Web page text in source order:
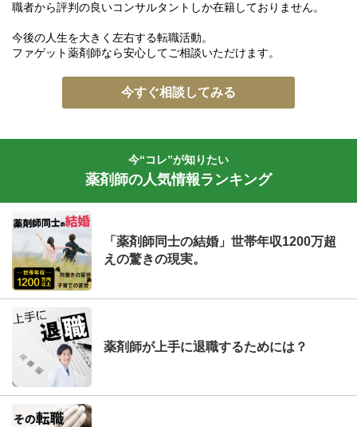
職者から評判の良いコンサルタントしか在籍しておりません。
今後の人生を大きく左右する転職活動。
ファゲット薬剤師なら安心してご相談いただけます。
今すぐ相談してみる
今“コレ”が知りたい
薬剤師の人気情報ランキング
「薬剤師同士の結婚」世帯年収1200万超
えの驚きの現実。
薬剤師が上手に退職するためには？